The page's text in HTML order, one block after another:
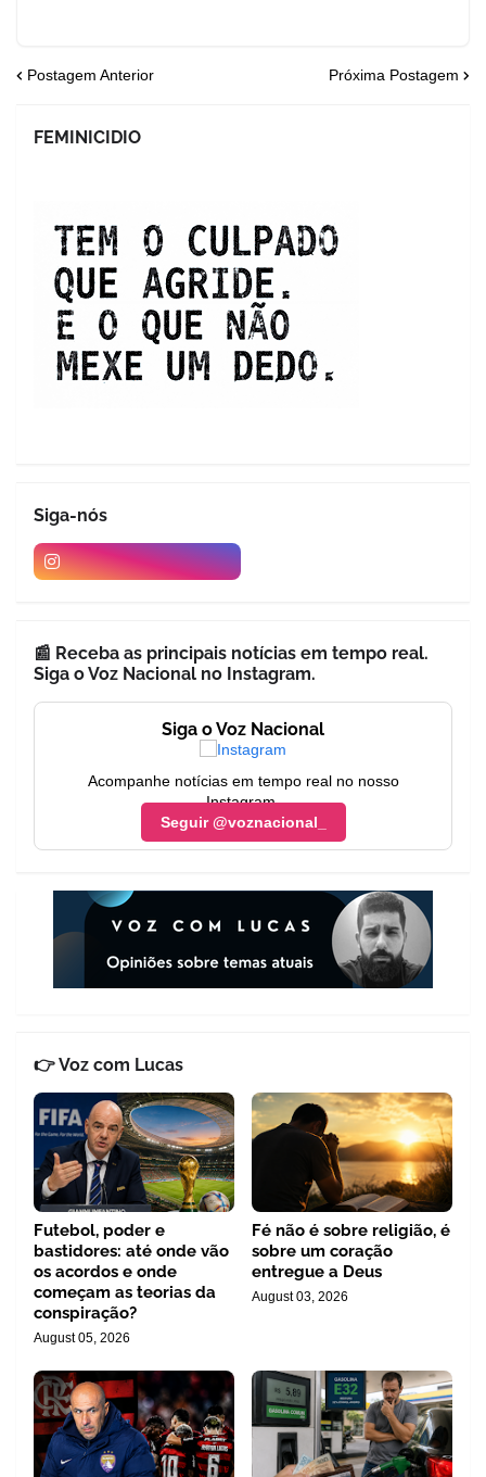
Postagem Anterior Próxima Postagem
FEMINICIDIO
Siga-nós
📰 Receba as principais notícias em tempo real.
Siga o Voz Nacional no Instagram.
Siga o Voz Nacional
Acompanhe notícias em tempo real no nosso
Instagram.
Seguir @voznacional_
👉 Voz com Lucas
Futebol, poder e
bastidores: até onde vão
os acordos e onde
começam as teorias da
conspiração?
August 05, 2026
Fé não é sobre religião, é
sobre um coração
entregue a Deus
August 03, 2026